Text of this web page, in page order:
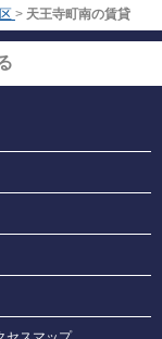
> 天王寺町南の賃貸